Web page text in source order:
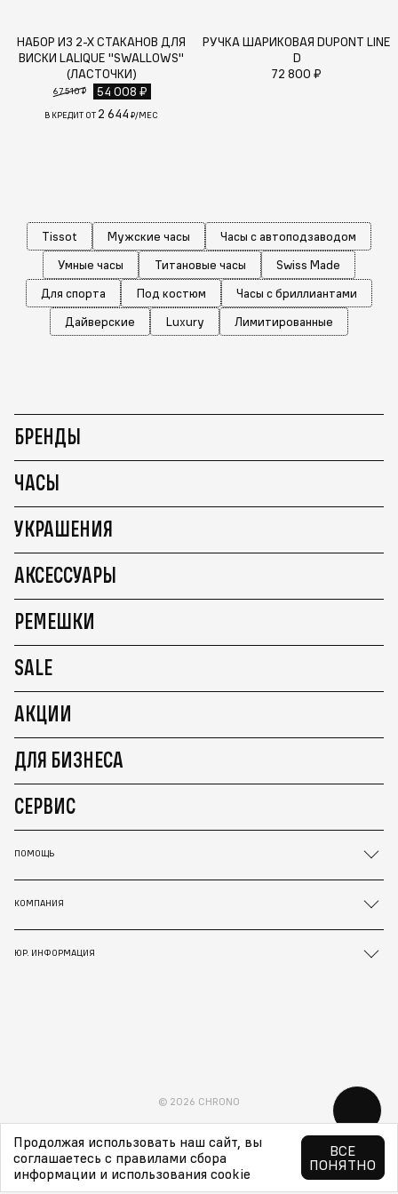
НАБОР ИЗ 2-Х СТАКАНОВ ДЛЯ
ВИСКИ LALIQUE "SWALLOWS"
(ЛАСТОЧКИ)
67 510 ₽ 54 008 ₽
В КРЕДИТ ОТ 2 644 ₽/МЕС
РУЧКА ШАРИКОВАЯ DUPONT LINE
D
72 800 ₽
Tissot Мужские часы
Часы с автоподзаводом
Умные часы
Титановые часы
Swiss Made
Для спорта
Под костюм
Часы с бриллиантами
Дайверские
Luxury Лимитированные
БРЕНДЫ
ЧАСЫ
УКРАШЕНИЯ
АКСЕССУАРЫ
РЕМЕШКИ
SALE
АКЦИИ
ДЛЯ БИЗНЕСА
СЕРВИС
ПОМОЩЬ
КОМПАНИЯ
ЮР. ИНФОРМАЦИЯ
© 2026 CHRONO
Продолжая использовать наш сайт, вы
соглашаетесь с правилами сбора
информации и использования cookie
ВСЕ
ПОНЯТНО